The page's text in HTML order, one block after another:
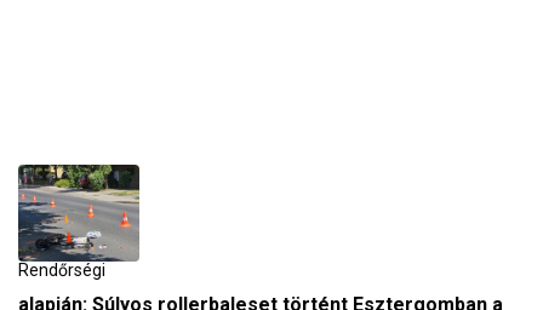
Rendőrségi
alapján: Súlyos rollerbaleset történt Esztergomban a